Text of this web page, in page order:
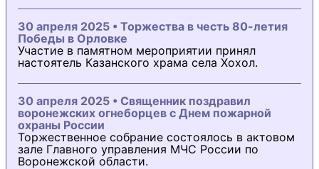
30 апреля 2025 • Торжества в честь 80-летия
Победы в Орловке
Участие в памятном мероприятии принял
настоятель Казанского храма села Хохол.
30 апреля 2025 • Священник поздравил
воронежских огнеборцев с Днем пожарной
охраны России
Торжественное собрание состоялось в актовом
зале Главного управления МЧС России по
Воронежской области.